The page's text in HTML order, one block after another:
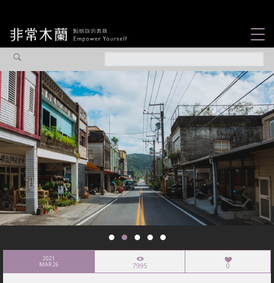
觀點專欄
焦點企劃
社會企業
認識我們
2021
MAR 26 7995 0